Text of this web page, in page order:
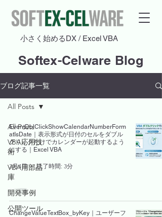
​小さく始めるDX / Excel VBA
Softex-Celware Blog
ブログ記事一覧
All Posts
VBA応用技
術
VBA用部品
庫
開発事例
公開ツール
All Posts
EventDblClickShowCalendarNumberForm
atIsDate｜表示形式が日付のセルをダブル
クリックだけでカレンダーが起動するよう
にする｜Excel VBA
3月4日 読了時間: 3分
ChangeValueTextBox_byKey｜ユーザーフ